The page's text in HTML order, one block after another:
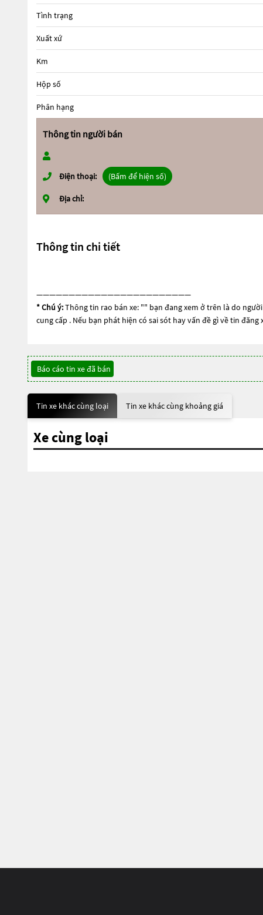
Tình trạng
Xuất xứ
Km
Hộp số
Phân hạng
Thông tin người bán
Điện thoại: (Bấm để hiện số)
Địa chỉ:
Thông tin chi tiết
————————————————————————
* Chú ý:Thông tin rao bán xe: "" bạn đang xem ở trên là do
cung cấp . Nếu bạn phát hiện có sai sót hay vấn đề gì về tin
Báo cáo tin xe đã bán
Tin xe khác cùng loại Tin xe khác cùng khoảng giá
Xe cùng loại